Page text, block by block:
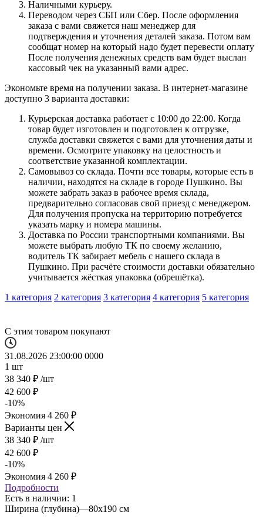
Наличными курьеру.
Переводом через СБП или Сбер. После оформления
заказа с вами свяжется наш менеджер для
подтверждения и уточнения деталей заказа. Потом вам
сообщат номер на который надо будет перевести оплату
После получения денежных средств вам будет выслан
кассовый чек на указанный вами адрес.
Экономьте время на получении заказа. В интернет-магазине
доступно 3 варианта доставки:
Курьерская доставка работает с 10:00 до 22:00. Когда
товар будет изготовлен и подготовлен к отгрузке,
служба доставки свяжется с вами для уточнения даты и
времени. Осмотрите упаковку на целостность и
соответствие указанной комплектации.
Самовывоз со склада. Почти все товары, которые есть в
наличии, находятся на складе в городе Пушкино. Вы
можете забрать заказ в рабочее время склада,
предварительно согласовав свой приезд с менеджером.
Для получения пропуска на территорию потребуется
указать марку и номера машины.
Доставка по России транспортными компаниями. Вы
можете выбрать любую ТК по своему желанию,
водитель ТК забирает мебель с нашего склада в
Пушкино. При расчёте стоимости доставки обязательно
учитывается жёсткая упаковка (обрешётка).
1 категория 2 категория 3 категория 4 категория 5 категория
С этим товаром покупают
31.08.2026 23:00:00 0000
1 шт
38 340 ₽ /шт
42 600 ₽
-10%
Экономия 4 260 ₽
Варианты цен
38 340 ₽ /шт
42 600 ₽
-10%
Экономия 4 260 ₽
Подробности
Есть в наличии: 1
Ширина (глубина)—80х190 см